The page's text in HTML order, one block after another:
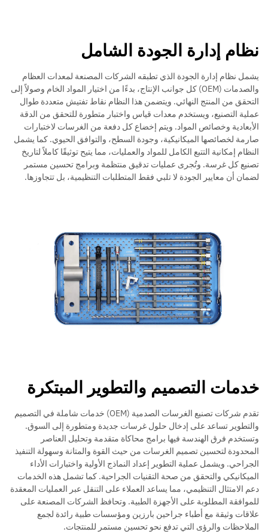
نظام إدارة الجودة الشامل
يشمل نظام إدارة الجودة الذي تطبقه الشركات المصنعة لمعدات العظام
والصدمات (OEM) كل جوانب الإنتاج، بدءًا من اختيار المواد الخام وصولاً إلى
التحقق من المنتج النهائي. ويتضمن هذا النظام نقاط تفتيش متعددة طوال
عملية التصنيع، ويستخدم معدات قياس واختبار متطورة للتحقق من الدقة
الأبعادية وخصائص المواد. ويتم إخضاع كل دفعة من الغرسات لاختبارات
صارمة لخصائصها الميكانيكية، وجودة السطح، والتوافق الحيوي. كما يشمل
النظام إمكانية التتبع الكامل للمواد والعمليات، مما يتيح توثيقًا كاملاً لتاريخ
تصنيع كل غرسة. وتُجرى عمليات تدقيق منتظمة وبرامج تحسين مستمر
لضمان أن معايير الجودة لا تلبي فقط المتطلبات التنظيمية، بل تتجاوزها.
خدمات التصميم والتطوير المبتكرة
تقدم شركات تصنيع الغرسات الصدمية (OEM) خدمات شاملة في التصميم
والتطوير تساعد على إدخال حلول غرسات جديدة ومتطورة إلى السوق.
وتستخدم فرق الهندسة فيها برامج محاكاة متقدمة وتحليل العناصر
المحدودة لتحسين تصميم الغرسات من حيث القوة والمتانة وسهولة التنفيذ
الجراحي. ويشمل عملية التطوير إعداد النماذج الأولية واختبارات الأداء
الميكانيكي والتحقق من صحة التقنيات الجراحية. كما تشمل هذه الخدمات
دعم الامتثال التنظيمي، مما يساعد العملاء على التنقل عبر العمليات المعقدة
للموافقة المطلوبة على الأجهزة الطبية. وتحافظ الشركات المصنعة على
علاقات وثيقة مع أطباء جراحين بارزين ومؤسسات طبية رائدة لجمع
الملاحظات والرؤى التي تدفع نحو تحسين مستمر للمنتجات.